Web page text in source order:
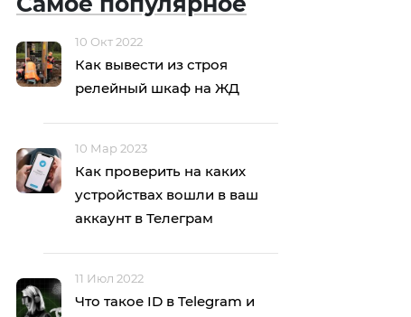
10 Окт 2022
Как вывести из строя
релейный шкаф на ЖД
10 Мар 2023
Как проверить на каких
устройствах вошли в ваш
аккаунт в Телеграм
11 Июл 2022
Что такое ID в Telegram и